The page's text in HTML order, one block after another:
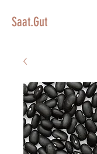
Saat.Gut